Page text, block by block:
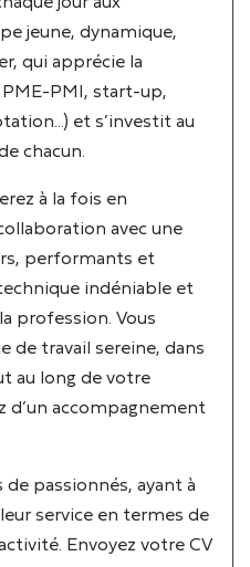
EC
jour aux
jeune, dynamique,
qui apprécie la
PMI, start-up,
et s’investit au
chacun.
à la fois en
avec une
performants et
indéniable et
profession. Vous
de travail sereine, dans
au long de votre
d’un accompagnement
de passionnés, ayant à
service en termes de
Envoyez votre CV